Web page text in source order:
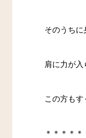
そのうちに
肩に力が入
この方もす
＊＊＊＊＊